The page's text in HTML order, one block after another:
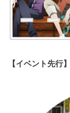
【イベント先行